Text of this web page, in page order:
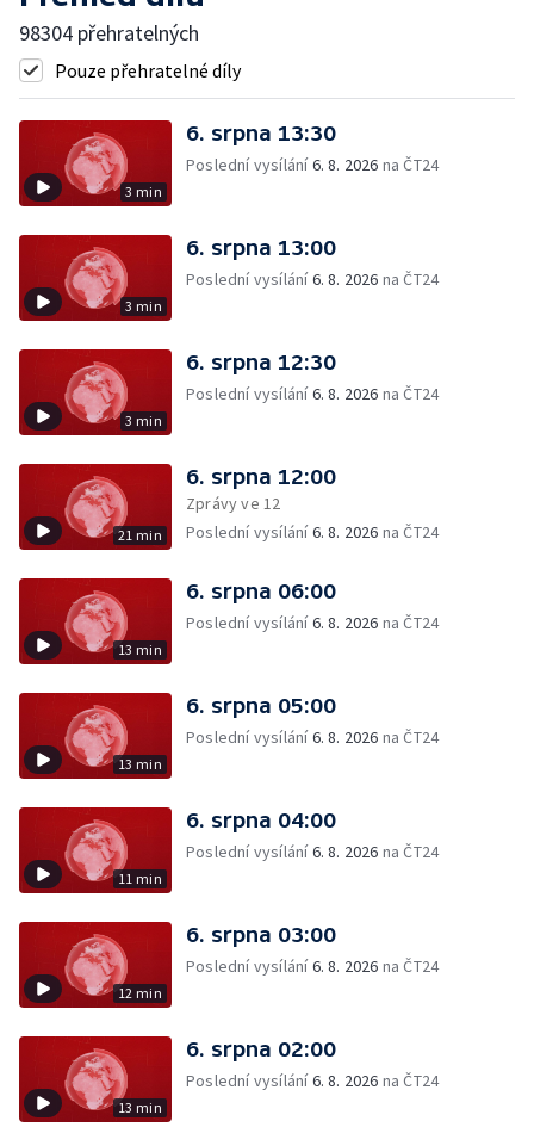
98304 přehratelných
Pouze přehratelné díly
3 min
6. srpna 13:30
Poslední vysílání6. 8. 2026 na ČT24
3 min
6. srpna 13:00
Poslední vysílání6. 8. 2026 na ČT24
3 min
6. srpna 12:30
Poslední vysílání6. 8. 2026 na ČT24
21 min
6. srpna 12:00
Zprávy ve 12
Poslední vysílání6. 8. 2026 na ČT24
13 min
6. srpna 06:00
Poslední vysílání6. 8. 2026 na ČT24
13 min
6. srpna 05:00
Poslední vysílání6. 8. 2026 na ČT24
11 min
6. srpna 04:00
Poslední vysílání6. 8. 2026 na ČT24
12 min
6. srpna 03:00
Poslední vysílání6. 8. 2026 na ČT24
13 min
6. srpna 02:00
Poslední vysílání6. 8. 2026 na ČT24